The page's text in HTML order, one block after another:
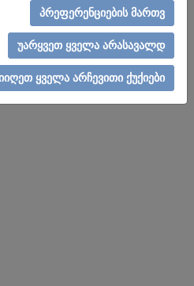
პრეფერენციების მართვ
უარყვეთ ყველა არასავალდ
ყველა არჩევითი ქუქიები